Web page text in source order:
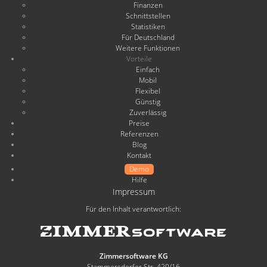
Finanzen
Schnittstellen
Statistiken
Für Deutschland
Weitere Funktionen
Vorteile
Einfach
Mobil
Flexibel
Günstig
Zuverlässig
Preise
Referenzen
Blog
Kontakt
Demo
Hilfe
Impressum
Für den Inhalt verantwortlich:
Zimmersoftware KG